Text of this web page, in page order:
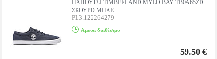
ΠΑΠΟΥΤΣΙ TIMBERLAND MYLO BAY TB0A65ZD
ΣΚΟΥΡΟ ΜΠΛΕ
PL3.122264279
Αμεσα διαθέσιμο
59.50 €